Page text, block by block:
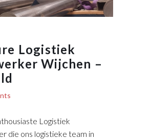
Logistiek
Wijchen –
Logistiek
die ons logistieke team in